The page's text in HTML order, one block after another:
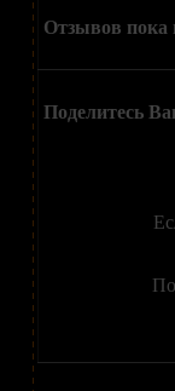
Отзывов пока
Поделитесь